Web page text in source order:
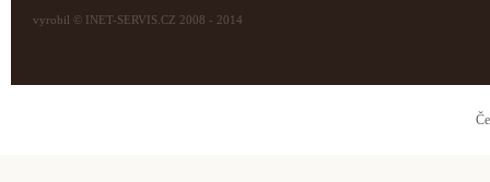
vyrobil © INET-SERVIS.CZ 2008 - 2014